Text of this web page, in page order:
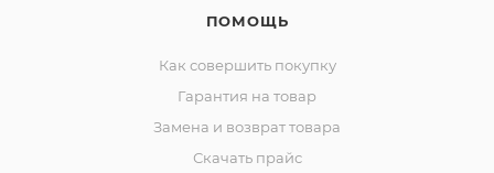
ПОМОЩЬ
Как совершить покупку
Гарантия на товар
Замена и возврат товара
Скачать прайс